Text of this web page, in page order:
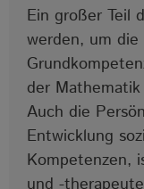
Ein großer Teil
werden, um
der
Auch die
Entwicklung
Kompetenzen,
und -